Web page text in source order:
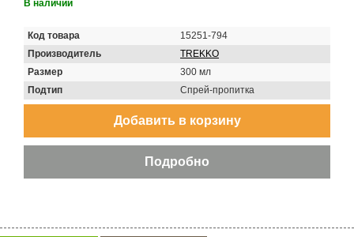
В наличии
Код товара
15251-794
Производитель
TREKKO
Размер
300 мл
Подтип
Спрей-пропитка